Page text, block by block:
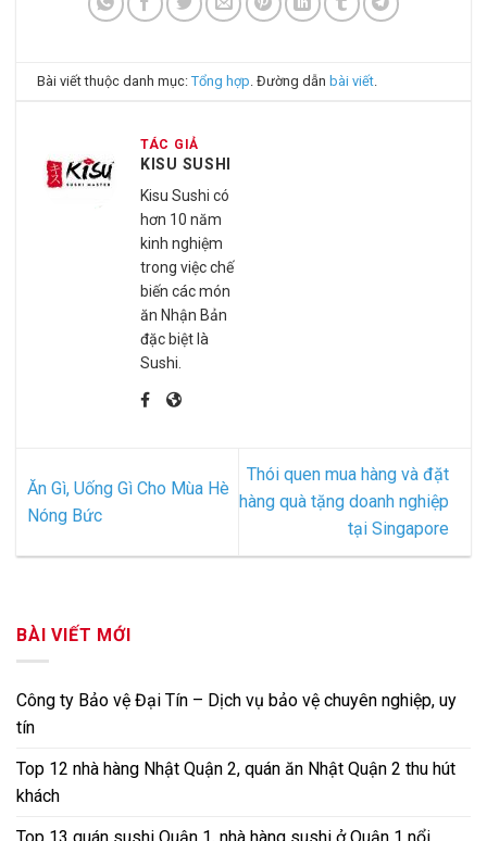
Bài viết thuộc danh mục:Tổng hợp . Đường dẫnbài viết
TÁC GIẢ
KISU SUSHI
Kisu Sushi có
hơn 10 năm
kinh nghiệm
trong việc chế
biến các món
ăn Nhận Bản
đặc biệt là
Sushi.
Ăn Gì, Uống Gì Cho Mùa Hè
Nóng Bức
Thói quen mua hàng và đặt
hàng quà tặng doanh nghiệp
tại Singapore
BÀI VIẾT MỚI
Công ty Bảo vệ Đại Tín – Dịch vụ bảo vệ chuyên nghiệp, uy
tín
Top 12 nhà hàng Nhật Quận 2, quán ăn Nhật Quận 2 thu hút
khách